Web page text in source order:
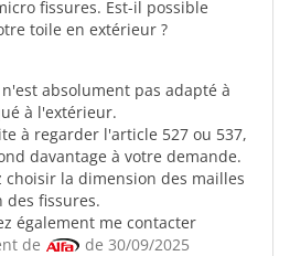
fissures. Est-il possible
toile en extérieur ?
absolument pas adapté à
à l'extérieur.
à regarder l'article 527 ou 537,
davantage à votre demande.
choisir la dimension des mailles
des fissures.
également me contacter
de
de 30/09/2025